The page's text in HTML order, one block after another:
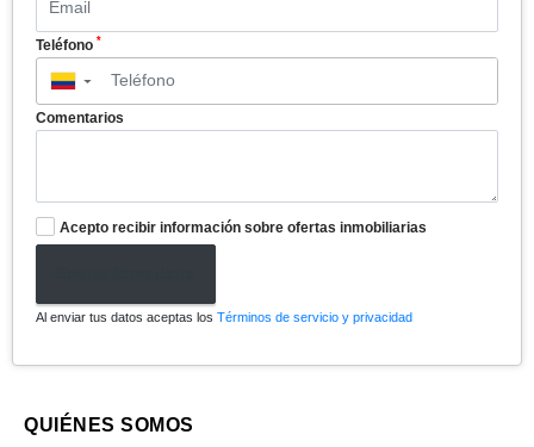
Teléfono *
▼
Comentarios
Acepto recibir información sobre ofertas inmobiliarias
Al enviar tus datos aceptas los Términos de servicio y privacidad
QUIÉNES SOMOS